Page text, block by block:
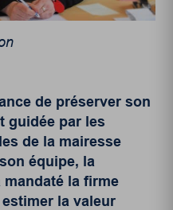
de préserver son
guidée par les
de la mairesse
équipe, la
la firme
la valeur